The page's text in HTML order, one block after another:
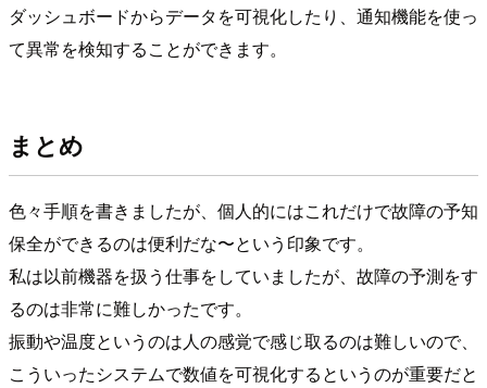
ダッシュボードからデータを可視化したり、通知機能を使っ
て異常を検知することができます。
まとめ
色々手順を書きましたが、個人的にはこれだけで故障の予知
保全ができるのは便利だな〜という印象です。
私は以前機器を扱う仕事をしていましたが、故障の予測をす
るのは非常に難しかったです。
振動や温度というのは人の感覚で感じ取るのは難しいので、
こういったシステムで数値を可視化するというのが重要だと